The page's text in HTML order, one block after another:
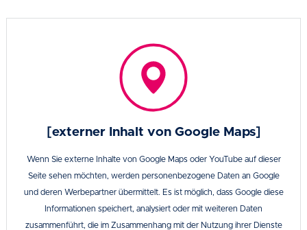
[externer Inhalt von Google Maps]
Wenn Sie externe Inhalte von Google Maps oder YouTube auf dieser
Seite sehen möchten, werden personenbezogene Daten an Google
und deren Werbepartner übermittelt. Es ist möglich, dass Google diese
Informationen speichert, analysiert oder mit weiteren Daten
zusammenführt, die im Zusammenhang mit der Nutzung ihrer Dienste